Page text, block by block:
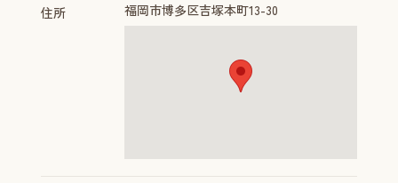
住所 福岡市博多区吉塚本町13-30